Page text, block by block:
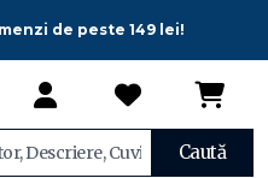
de peste 149 lei!
Caută